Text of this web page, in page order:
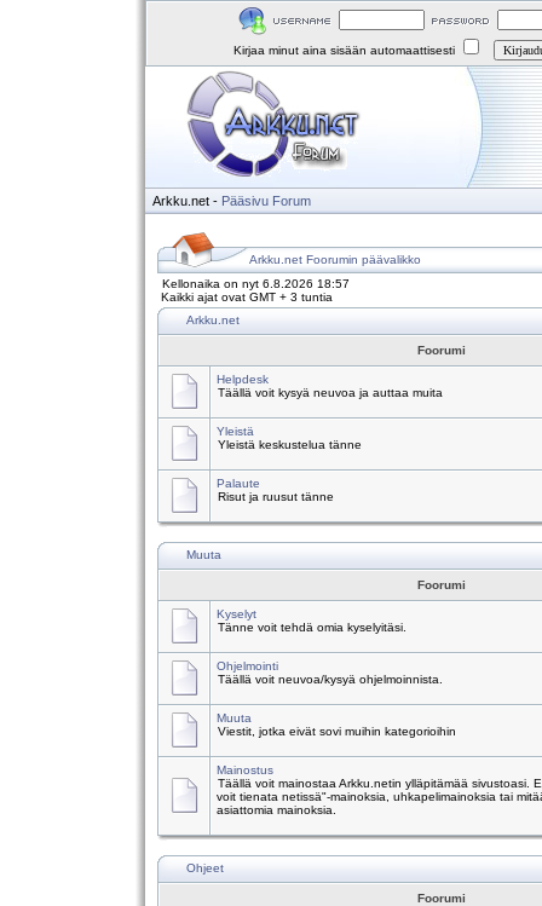
Kirjaa minut aina sisään automaattisesti
Arkku.net - Pääsivu Forum
Arkku.net Foorumin päävalikko
Kellonaika on nyt 6.8.2026 18:57
Kaikki ajat ovat GMT + 3 tuntia
Arkku.net
Foorumi
Helpdesk
Täällä voit kysyä neuvoa ja auttaa muita
Yleistä
Yleistä keskustelua tänne
Palaute
Risut ja ruusut tänne
Muuta
Foorumi
Kyselyt
Tänne voit tehdä omia kyselyitäsi.
Ohjelmointi
Täällä voit neuvoa/kysyä ohjelmoinnista.
Muuta
Viestit, jotka eivät sovi muihin kategorioihin
Mainostus
Täällä voit mainostaa Arkku.netin ylläpitämää sivustoasi.
voit tienata netissä"-mainoksia, uhkapelimainoksia tai
asiattomia mainoksia.
Ohjeet
Foorumi